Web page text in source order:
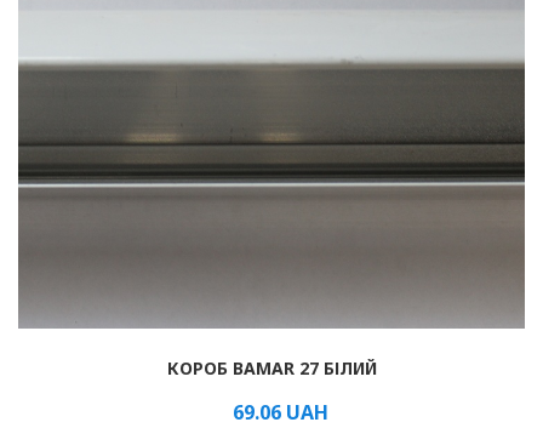
КОРОБ BAMAR 27 БІЛИЙ
69.06UAH